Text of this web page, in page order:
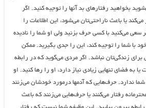
بخواهید رفتارهای بد آنها را توجیه کنید. اگر
یا باعث ناراحتی‌تان می‌شود، این اطلاعات را
می‌کنید با کسی حرف بزنید ولی او شما را نادیده
با شما را توجیه کند، این را جدی بگیرید. ممکن
زندگی‌تان نباشد. اگر مردی می‌گوید که در رابطه
به فضای تنهایی زیادی نیاز دارد، او را رها کنید. او
ندارد. حرف‌هایی که آدمها درمورد خودشان می‌زنند
رفتار می‌کنند یا حرف‌هایی می‌زنند که باعث